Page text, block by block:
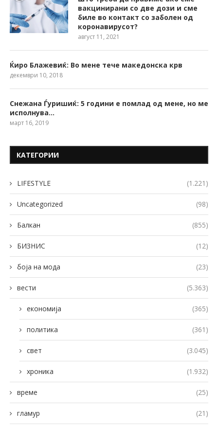
вакцинирани со две дози и сме
биле во контакт со заболен од
коронавирусот?
август 11, 2021
Ќиро Блажевиќ: Во мене тече македонска крв
декември 10, 2018
Снежана Ѓуришиќ: 5 години е помлад од мене, но ме
исполнува…
март 16, 2019
КАТЕГОРИИ
LIFESTYLE (1.221)
Uncategorized (98)
Балкан (855)
БИЗНИС (12)
боја на мода (23)
вести (5.363)
економија (365)
политика (361)
свет (3.045)
хроника (1.932)
време (25)
гламур (21)